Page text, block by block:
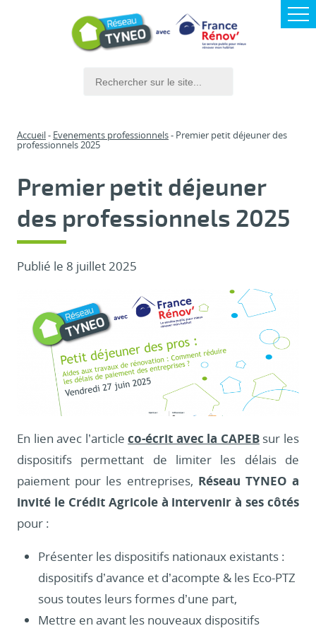
Accueil Evenements professionnels Premier petit déjeuner des
professionnels 2025
Premier petit déjeuner
des professionnels 2025
Publié le 8 juillet 2025
En lien avec l’articleco-écrit avec la CAPEBsur les
dispositifs permettant de limiter les délais de
paiement pour les entreprises, Réseau TYNEO a
invité le Crédit Agricole à intervenir à ses côtés
pour :
Présenter les dispositifs nationaux existants :
dispositifs d’avance et d’acompte & les Eco-PTZ
sous toutes leurs formes d’une part,
Mettre en avant les nouveaux dispositifs